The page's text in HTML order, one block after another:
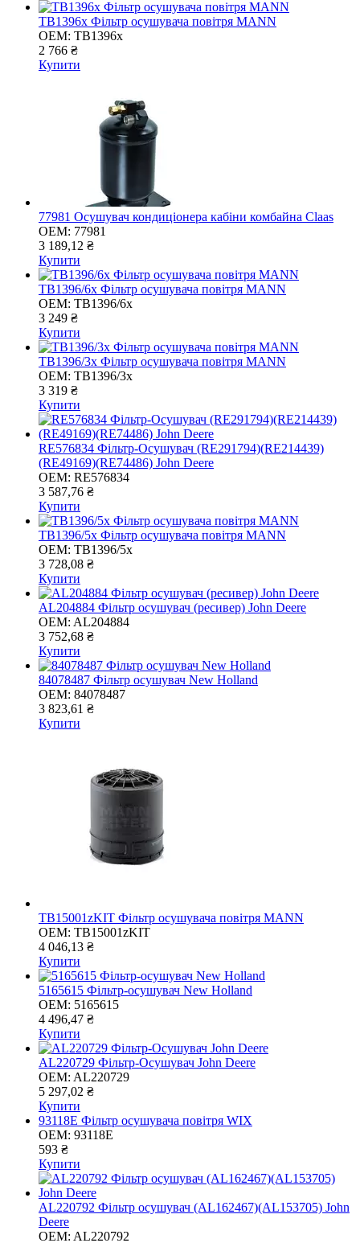
TB1396x Фільтр осушувача повітря MANN
OEM: TB1396x
2 766 ₴
Купити
77981 Осушувач кондиціонера кабіни комбайна Claas
OEM: 77981
3 189,12 ₴
Купити
TB1396/6x Фільтр осушувача повітря MANN
OEM: TB1396/6x
3 249 ₴
Купити
TB1396/3x Фільтр осушувача повітря MANN
OEM: TB1396/3x
3 319 ₴
Купити
RE576834 Фільтр-Осушувач (RE291794)(RE214439)
(RE49169)(RE74486) John Deere
OEM: RE576834
3 587,76 ₴
Купити
TB1396/5x Фільтр осушувача повітря MANN
OEM: TB1396/5x
3 728,08 ₴
Купити
AL204884 Фільтр осушувач (ресивер) John Deere
OEM: AL204884
3 752,68 ₴
Купити
84078487 Фільтр осушувач New Holland
OEM: 84078487
3 823,61 ₴
Купити
TB15001zKIT Фільтр осушувача повітря MANN
OEM: TB15001zKIT
4 046,13 ₴
Купити
5165615 Фільтр-осушувач New Holland
OEM: 5165615
4 496,47 ₴
Купити
AL220729 Фільтр-Осушувач John Deere
OEM: AL220729
5 297,02 ₴
Купити
93118E Фільтр осушувача повітря WIX
OEM: 93118E
593 ₴
Купити
AL220792 Фільтр осушувач (AL162467)(AL153705) John
Deere
OEM: AL220792